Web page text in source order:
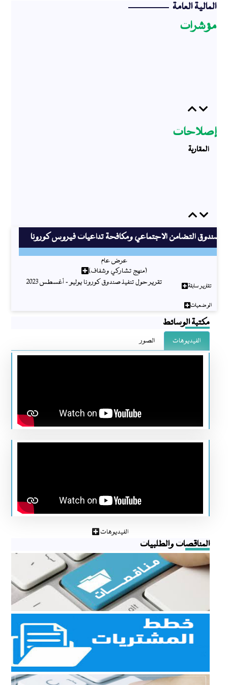
المالية العامة
مؤشرات
Previous
إصلاحات
المقاربة
Previous
صندوق التضامن الاجتماعي ومكافحة تداعيات فيروس كورونا
عرض عام
(منهج تشاركي وشفاف)
تقارير سابقة تقرير حول تنفيذ صندوق كورونا يوليو - أغسطس 2023
الوضعيات
مكتبة الوسائط
الفيديوهات الصور
الفيديوهات
المناقصات والطلبيات
مناقصات